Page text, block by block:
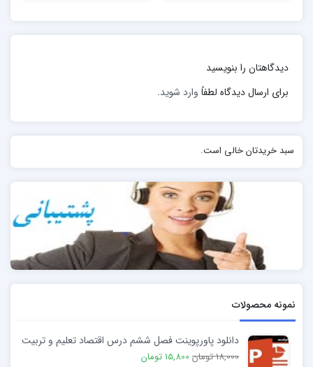
جمعی مؤثر برای جلوگیری و برطرف کردن تهدیدات بر
عدالت و حقوق بین الملل؛
توسعه روابط دوستانه میان ملت ها بر مبنای احترام به
اصل تساوی حقوق و خودمختاری ملل و انجام دیگر
اقدامات مقتضی برای تحکیم صلح جهانی؛
دیدگاهتان را بنویسید
برای ارسال دیدگاه لطفاً وارد شوید.
سبد خریدتان خالی است.
نمونه محصولات
دانلود پاورپوینت فصل ششم درس اقتصاد تعلیم و تربیت
18,000 تومان 15,800 تومان